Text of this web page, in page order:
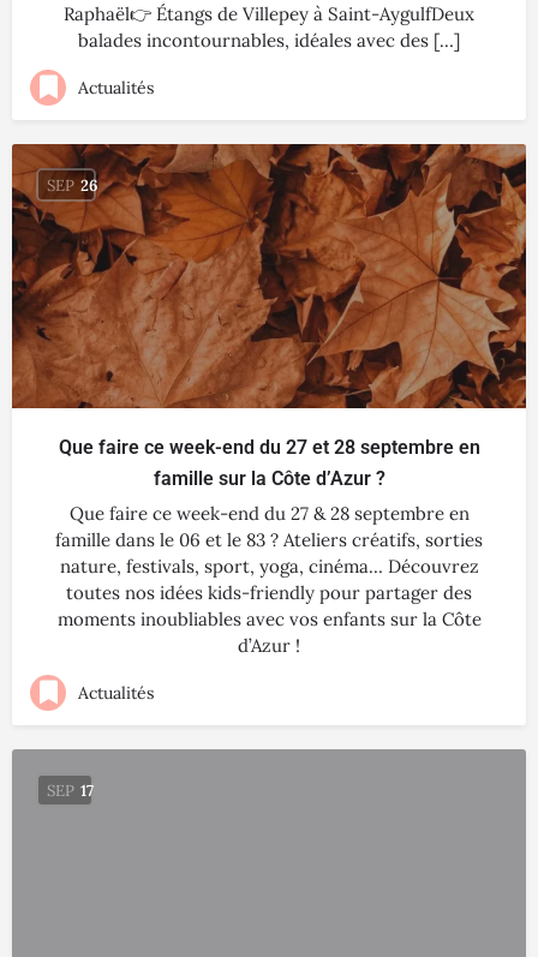
Raphaël👉 Étangs de Villepey à Saint-AygulfDeux
balades incontournables, idéales avec des […]
Actualités
SEP 26
Que faire ce week-end du 27 et 28 septembre en
famille sur la Côte d’Azur ?
Que faire ce week-end du 27 & 28 septembre en
famille dans le 06 et le 83 ? Ateliers créatifs, sorties
nature, festivals, sport, yoga, cinéma… Découvrez
toutes nos idées kids-friendly pour partager des
moments inoubliables avec vos enfants sur la Côte
d’Azur !
Actualités
SEP 17